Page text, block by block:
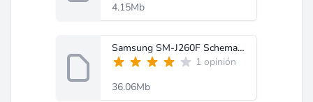
4.15Mb
Samsung SM-J260F Schematic Diagram.zip
1 opinión
36.06Mb